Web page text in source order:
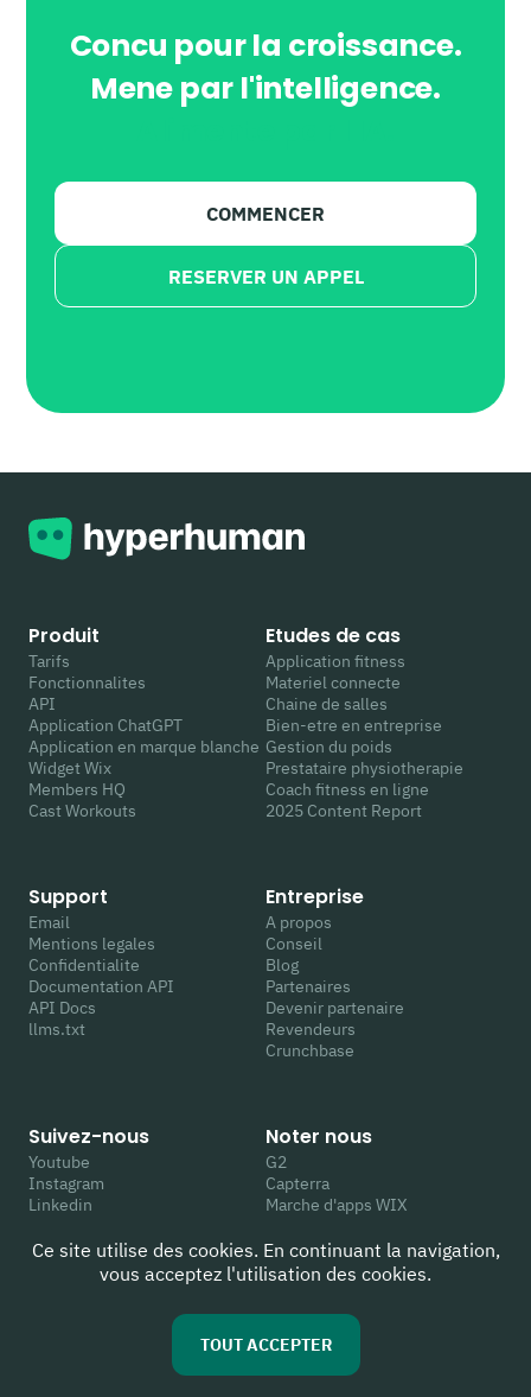
Concu pour la croissance.
Mene par l'intelligence.
COMMENCER
RESERVER UN APPEL
Produit
Tarifs
Fonctionnalites
API
Application ChatGPT
Application en marque blanche
Widget Wix
Members HQ
Cast Workouts
Etudes de cas
Application fitness
Materiel connecte
Chaine de salles
Bien-etre en entreprise
Gestion du poids
Prestataire physiotherapie
Coach fitness en ligne
2025 Content Report
Support
Email
Mentions legales
Confidentialite
Documentation API
API Docs
llms.txt
Entreprise
A propos
Conseil
Blog
Partenaires
Devenir partenaire
Revendeurs
Crunchbase
Suivez-nous
Youtube
Instagram
Linkedin
Twitter
Noter nous
G2
Capterra
Marche d'apps WIX
Google
Ce site utilise des cookies. En continuant la navigation,
vous acceptez l'utilisation des cookies.
TOUT ACCEPTER